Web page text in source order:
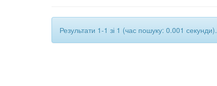
Результати 1-1 зі 1 (час пошуку: 0.001 секунди).